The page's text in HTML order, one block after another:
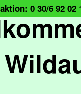
0 30/6 92 02